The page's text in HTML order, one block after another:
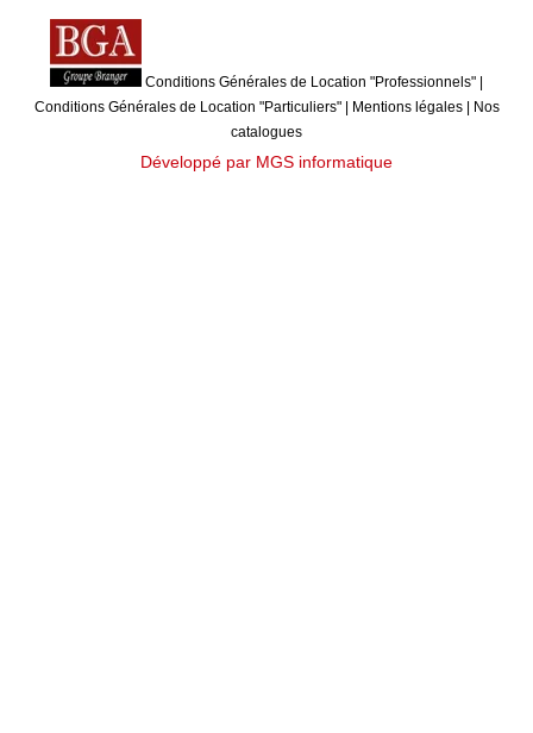
Conditions Générales de Location "Professionnels" |
Conditions Générales de Location "Particuliers"| Mentions légales| Nos
catalogues
Développé par MGS informatique